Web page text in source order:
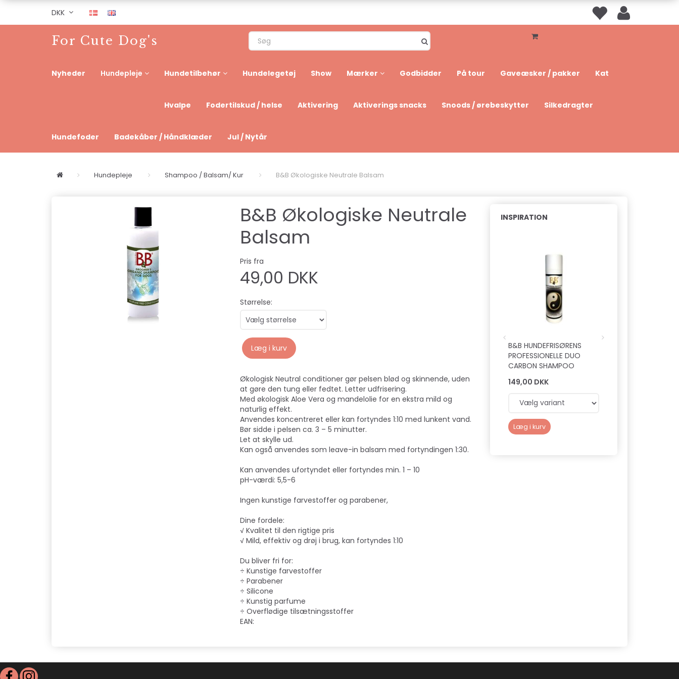
DKK
For Cute Dog's
Nyheder Hundepleje Hundetilbehør Hundelegetøj Show Mærker Godbidder På tour Gaveæsker / pakker Kat
Hvalpe Fodertilskud / helse Aktivering Aktiverings snacks Snoods / ørebeskytter Silkedragter
Hundefoder Badekåber / Håndklæder Jul / Nytår
Hundepleje Shampoo / Balsam/ Kur B&B Økologiske Neutrale Balsam
B&B Økologiske Neutrale
Balsam
Pris fra
49,00 DKK
Størrelse:
Læg i kurv
Økologisk Neutral conditioner gør pelsen blød og skinnende, uden
at gøre den tung eller fedtet. Letter udfrisering.
Med økologisk Aloe Vera og mandelolie for en ekstra mild og
naturlig effekt.
Anvendes koncentreret eller kan fortyndes 1:10 med lunkent vand.
Bør sidde i pelsen ca. 3 – 5 minutter.
Let at skylle ud.
Kan også anvendes som leave-in balsam med fortyndingen 1:30.
​Kan anvendes ufortyndet eller fortyndes min. 1 – 10
pH-værdi: 5,5-6
Ingen kunstige farvestoffer og parabener,
Dine fordele:
√ Kvalitet til den rigtige pris
√ Mild, effektiv og drøj i brug, kan fortyndes 1:10
Du bliver fri for:
÷ Kunstige farvestoffer
÷ Parabener
÷ Silicone
÷ Kunstig parfume
÷ Overflødige tilsætningsstoffer
EAN:
INSPIRATION
B&B HUNDEFRISØRENS
PROFESSIONELLE DUO
CARBON SHAMPOO
149,00 DKK
Læg i kurv